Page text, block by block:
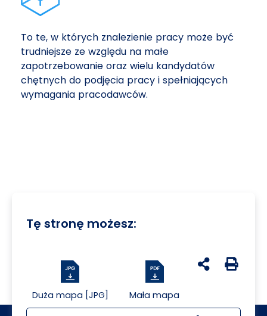
To te, w których znalezienie pracy może być
trudniejsze ze względu na małe
zapotrzebowanie oraz wielu kandydatów
chętnych do podjęcia pracy i spełniających
wymagania pracodawców.
Tę stronę możesz:
Duża mapa [JPG] Mała mapa
udostępnij na
Generuj